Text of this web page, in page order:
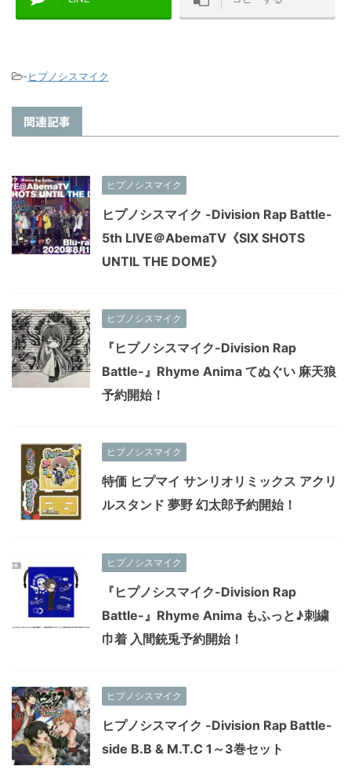
-ヒプノシスマイク
関連記事
ヒプノシスマイク
ヒプノシスマイク -Division Rap Battle-
5th LIVE＠AbemaTV《SIX SHOTS
UNTIL THE DOME》
ヒプノシスマイク
『ヒプノシスマイク-Division Rap
Battle-』Rhyme Anima てぬぐい 麻天狼
予約開始！
ヒプノシスマイク
特価 ヒプマイ サンリオリミックス アクリ
ルスタンド 夢野 幻太郎予約開始！
ヒプノシスマイク
『ヒプノシスマイク-Division Rap
Battle-』Rhyme Anima もふっと♪刺繍
巾着 入間銃兎予約開始！
ヒプノシスマイク
ヒプノシスマイク -Division Rap Battle-
side B.B & M.T.C 1～3巻セット